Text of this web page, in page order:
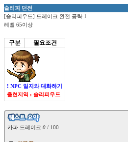
슬리피 던전
[슬리피우드] 드레이크 완전 공략 1
레벨 65이상
구분 필요조건
! NPC 일지와 대화하기
출현지역 : 슬리피우드
카파 드레이크 0 / 100